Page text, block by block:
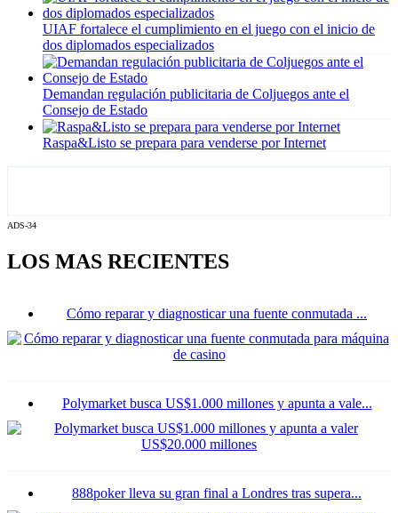
UIAF fortalece el cumplimiento en el juego con el inicio de
dos diplomados especializados
Demandan regulación publicitaria de Coljuegos ante el
Consejo de Estado
Raspa&Listo se prepara para venderse por Internet
ADS-34
LOS MAS RECIENTES
Cómo reparar y diagnosticar una fuente conmutada ...
Polymarket busca US$1.000 millones y apunta a vale...
888poker lleva su gran final a Londres tras supera...